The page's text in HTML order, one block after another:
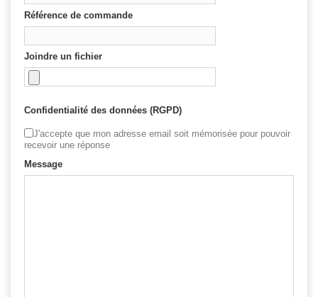
Référence de commande
Joindre un fichier
Confidentialité des données (RGPD)
J'accepte que mon adresse email soit mémorisée pour pouvoir
recevoir une réponse
Message